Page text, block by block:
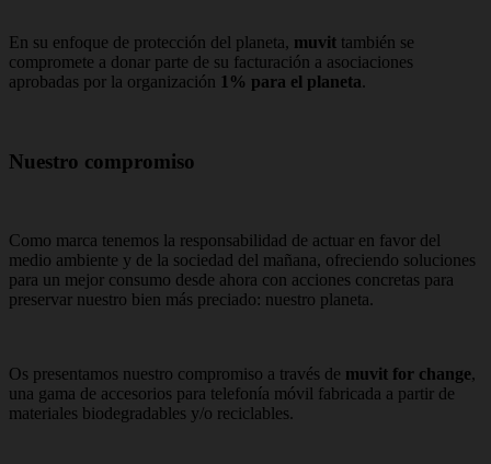
En su enfoque de protección del planeta, muvit también se
compromete a donar parte de su facturación a asociaciones
aprobadas por la organización 1% para el planeta.
Nuestro compromiso
Como marca tenemos la responsabilidad de actuar en favor del
medio ambiente y de la sociedad del mañana, ofreciendo soluciones
para un mejor consumo desde ahora con acciones concretas para
preservar nuestro bien más preciado: nuestro planeta.
Os presentamos nuestro compromiso a través de muvit for change,
una gama de accesorios para telefonía móvil fabricada a partir de
materiales biodegradables y/o reciclables.